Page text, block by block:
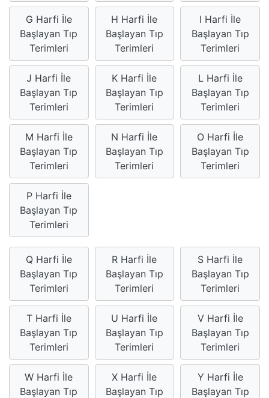
G Harfi İle
Başlayan Tıp
Terimleri
H Harfi İle
Başlayan Tıp
Terimleri
I Harfi İle
Başlayan Tıp
Terimleri
J Harfi İle
Başlayan Tıp
Terimleri
K Harfi İle
Başlayan Tıp
Terimleri
L Harfi İle
Başlayan Tıp
Terimleri
M Harfi İle
Başlayan Tıp
Terimleri
N Harfi İle
Başlayan Tıp
Terimleri
O Harfi İle
Başlayan Tıp
Terimleri
P Harfi İle
Başlayan Tıp
Terimleri
Q Harfi İle
Başlayan Tıp
Terimleri
R Harfi İle
Başlayan Tıp
Terimleri
S Harfi İle
Başlayan Tıp
Terimleri
T Harfi İle
Başlayan Tıp
Terimleri
U Harfi İle
Başlayan Tıp
Terimleri
V Harfi İle
Başlayan Tıp
Terimleri
W Harfi İle
Başlayan Tıp
X Harfi İle
Başlayan Tıp
Y Harfi İle
Başlayan Tıp